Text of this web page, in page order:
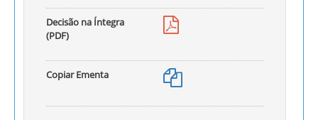
Decisão na Íntegra
(PDF)
Copiar Ementa